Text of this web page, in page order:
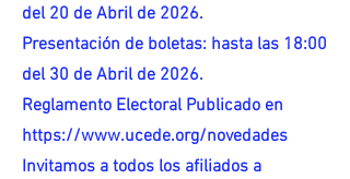
del 20 de Abril de 2026.
Presentación de boletas: hasta las 18:00
del 30 de Abril de 2026.
Reglamento Electoral Publicado en
https://www.ucede.org/novedades
Invitamos a todos los afiliados a